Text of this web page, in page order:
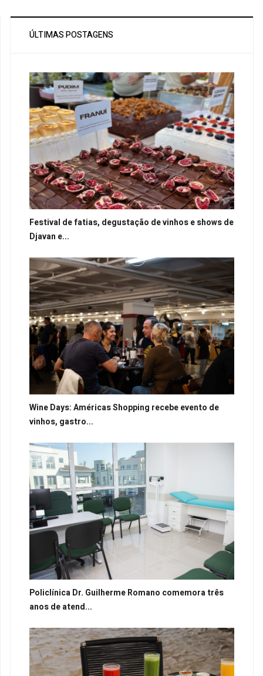
ÚLTIMAS POSTAGENS
Festival de fatias, degustação de vinhos e shows de
Djavan e...
Wine Days: Américas Shopping recebe evento de
vinhos, gastro...
Policlínica Dr. Guilherme Romano comemora três
anos de atend...